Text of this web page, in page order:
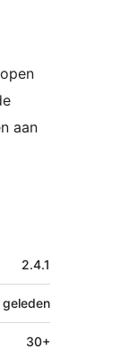
aan
2.4.1
geleden
30+